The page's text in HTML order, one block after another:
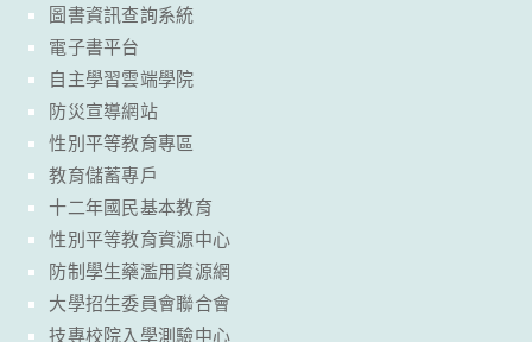
圖書資訊查詢系統
電子書平台
自主學習雲端學院
防災宣導網站
性別平等教育專區
教育儲蓄專戶
十二年國民基本教育
性別平等教育資源中心
防制學生藥濫用資源網
大學招生委員會聯合會
技專校院入學測驗中心